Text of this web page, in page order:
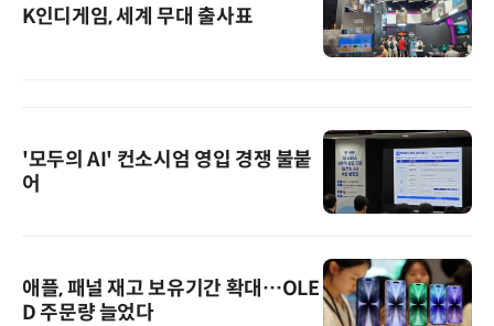
K인디게임, 세계 무대 출사표
'모두의 AI' 컨소시엄 영입 경쟁 불붙
어
애플, 패널 재고 보유기간 확대…OLE
D 주문량 늘었다